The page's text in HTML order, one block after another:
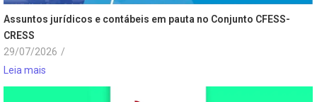
Assuntos jurídicos e contábeis em pauta no Conjunto CFESS-
CRESS
29/07/2026 /
Leia mais